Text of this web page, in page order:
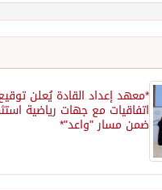
*معهد إعداد القادة يُعلن
اتفاقيات مع جهات رياضية
ضمن مسار "واعد"*